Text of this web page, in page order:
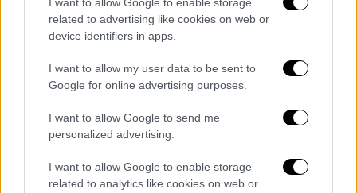
related to advertising like cookies on web or
device identifiers in apps.
I want to allow my user data to be sent to
Google for online advertising purposes.
I want to allow Google to send me
personalized advertising.
I want to allow Google to enable storage
related to analytics like cookies on web or